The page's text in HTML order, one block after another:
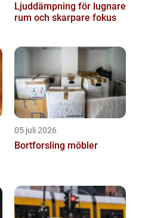
Ljuddämpning för lugnare
rum och skarpare fokus
05 juli 2026
Bortforsling möbler